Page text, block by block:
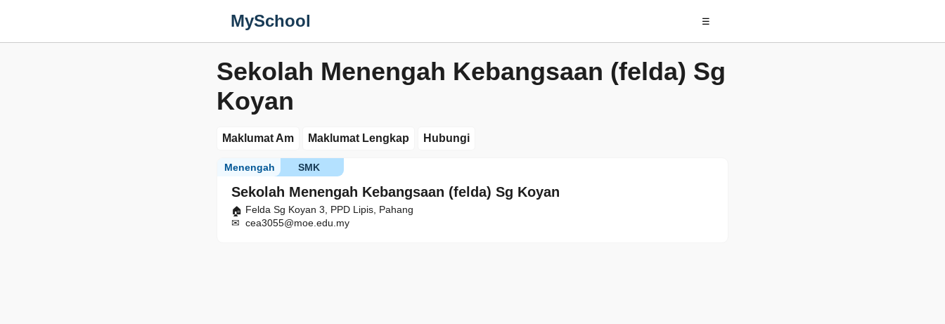
MySchool ☰
Sekolah Menengah Kebangsaan (felda) Sg
Koyan
Maklumat Am Maklumat Lengkap Hubungi
Sekolah Menengah Kebangsaan (felda) Sg Koyan
SMK
Menengah
Felda Sg Koyan 3, PPD Lipis, Pahang
cea3055@moe.edu.my